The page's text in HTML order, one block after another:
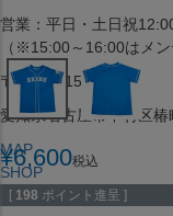
営業：平日・土日祝
（※15:00～16:00はメン
〒453-0015
愛知県名古屋市中村区椿
MAP
SHOP
¥6,600税込
[ 198 ポイント進呈 ]